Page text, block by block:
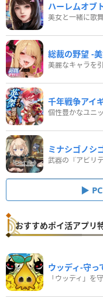
ハーレムオブ
美女と一緒に歌
総裁の野望 -
美麗なキャラを
千年戦争アイ
個性豊かなユニ
ミナシゴノシ
おすすめポイ活アプリ
ウッディ‐守っ
「ウッディ」を